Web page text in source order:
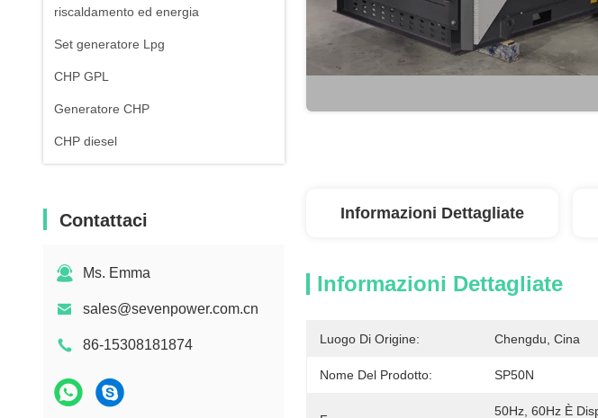
riscaldamento ed energia
Set generatore Lpg
CHP GPL
Generatore CHP
CHP diesel
Contattaci
Ms. Emma
sales@sevenpower.com.cn
86-15308181874
Informazioni Dettagliate
Informazioni Dettagliate
Luogo Di Origine: Chengdu, Cina
Nome Del Prodotto: SP50N
50Hz, 60Hz È